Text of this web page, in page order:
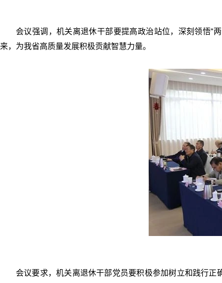
会议强调，机关离退休干部要提高政治站位，深刻领悟“
来，为我省高质量发展积极贡献智慧力量。
会议要求，机关离退休干部党员要积极参加树立和践行